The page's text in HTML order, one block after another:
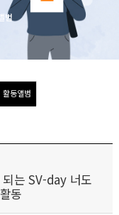
활동앨범
범
는 SV-day 너도
동